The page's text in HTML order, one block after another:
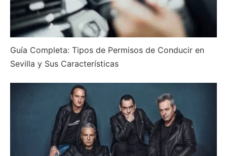
Guía Completa: Tipos de Permisos de Conducir en
Sevilla y Sus Características